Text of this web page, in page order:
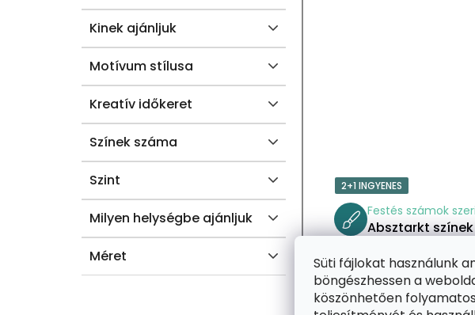
Süti fájlokat használunk
böngészhessen a
köszönhetően
Kinek ajánljuk
Motívum stílusa
Kreatív időkeret
Színek száma
Szint
Milyen helységbe ajánljuk
Méret
2+1 INGYENES
Festés számok
Absztarkt színek